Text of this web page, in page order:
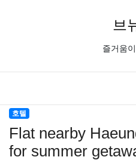
브
즐거움
호텔
Flat nearby
for summer